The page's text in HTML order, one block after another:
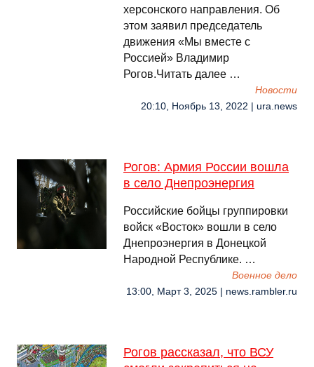
херсонского направления. Об
этом заявил председатель
движения «Мы вместе с
Россией» Владимир
Рогов.Читать далее …
Новости
20:10, Ноябрь 13, 2022 | ura.news
Рогов: Армия России вошла
в село Днепроэнергия
Российские бойцы группировки
войск «Восток» вошли в село
Днепроэнергия в Донецкой
Народной Республике. …
Военное дело
13:00, Март 3, 2025 | news.rambler.ru
Рогов рассказал, что ВСУ